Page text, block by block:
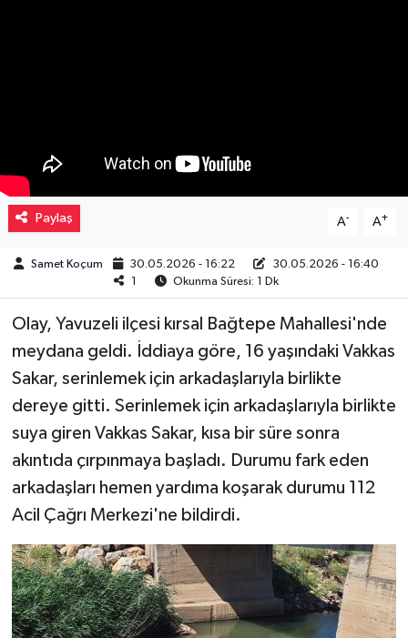
Paylaş A- A+
Samet Koçum 30.05.2026 - 16:22
30.05.2026 - 16:40
1
Okunma Süresi: 1 Dk
Olay, Yavuzeli ilçesi kırsal Bağtepe Mahallesi'nde
meydana geldi. İddiaya göre, 16 yaşındaki Vakkas
Sakar, serinlemek için arkadaşlarıyla birlikte
dereye gitti. Serinlemek için arkadaşlarıyla birlikte
suya giren Vakkas Sakar, kısa bir süre sonra
akıntıda çırpınmaya başladı. Durumu fark eden
arkadaşları hemen yardıma koşarak durumu 112
Acil Çağrı Merkezi'ne bildirdi.
Spor
Teknoloji
Türkiye
Video Haber
Yaşam
Yeme-İçme
Yemek